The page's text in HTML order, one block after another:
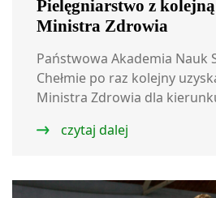
Pielęgniarstwo z
Ministra Zdrowia
Państwowa Akademia Nauk
Chełmie po raz kolejny
Ministra Zdrowia dla
czytaj dalej